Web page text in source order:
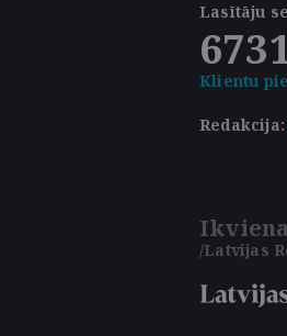
Lasītāju
Klientu
/Latvijas